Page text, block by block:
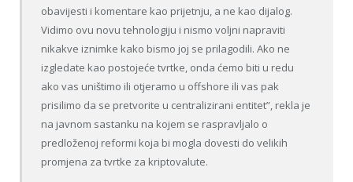
obavijesti i komentare kao prijetnju, a ne kao dijalog.
Vidimo ovu novu tehnologiju i nismo voljni napraviti
nikakve iznimke kako bismo joj se prilagodili. Ako ne
izgledate kao postojeće tvrtke, onda ćemo biti u redu
ako vas uništimo ili otjeramo u offshore ili vas pak
prisilimo da se pretvorite u centralizirani entitet”, rekla je
na javnom sastanku na kojem se raspravljalo o
predloženoj reformi koja bi mogla dovesti do velikih
promjena za tvrtke za kriptovalute.